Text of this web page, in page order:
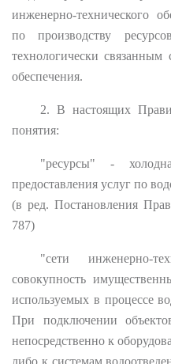
инженерно-технического
по производству
технологически связанным
обеспечения.
2. В настоящих
понятия:
"ресурсы" -
предоставления услуг по
(в ред. Постановления
787)
"сети инженерно-
совокупность
используемых в процессе
При подключении
непосредственно к
либо к системам